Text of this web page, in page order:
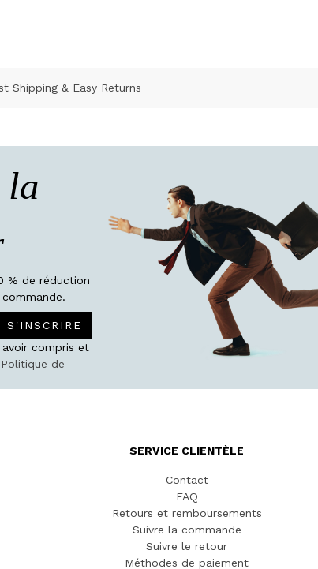
Shipping & Easy Returns
la
% de réduction
S'INSCRIRE
compris et
Politique de
SERVICE CLIENTÈLE
Contact
FAQ
Retours et remboursements
Suivre la commande
Suivre le retour
Méthodes de paiement